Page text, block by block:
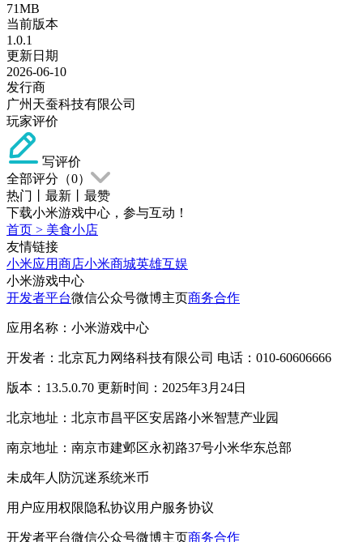
71MB
当前版本
1.0.1
更新日期
2026-06-10
发行商
广州天蚕科技有限公司
玩家评价
写评价
全部评分（0）
热门
最新
最赞
下载小米游戏中心，参与互动！
首页 > 美食小店
友情链接
小米应用商店小米商城英雄互娱
小米游戏中心
开发者平台微信公众号微博主页商务合作
应用名称：小米游戏中心
开发者：北京瓦力网络科技有限公司 电话：010-60606666
版本：13.5.0.70 更新时间：2025年3月24日
北京地址：北京市昌平区安居路小米智慧产业园
南京地址：南京市建邺区永初路37号小米华东总部
未成年人防沉迷系统米币
用户应用权限隐私协议用户服务协议
开发者平台微信公众号微博主页商务合作